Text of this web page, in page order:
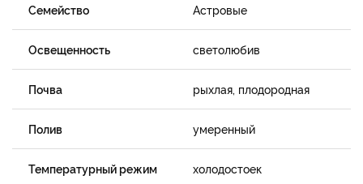
Семейство Астровые
Освещенность светолюбив
Почва рыхлая, плодородная
Полив умеренный
Температурный режим холодостоек